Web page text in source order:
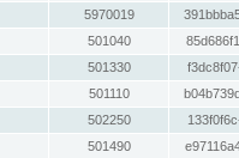
5970019
501040
501330
501110
502250
501490